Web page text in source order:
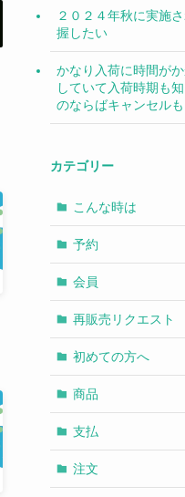
２０２４年秋に実施
握したい
かなり入荷に時間が
していて入荷時期も
のならばキャンセル
カテゴリー
こんな時は
予約
会員
再販売リクエスト
初めての方へ
商品
支払
注文